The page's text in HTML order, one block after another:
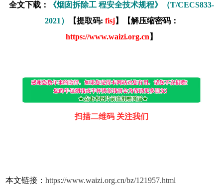
全文下载：
《烟囱拆除工 程安全技术规程》（T/CECS833-
2021）
【提取码: fisj】【解压缩密码：
https://www.waizi.org.cn 】
扫描二维码 关注我们
本文链接：https://www.waizi.org.cn/bz/121957.html